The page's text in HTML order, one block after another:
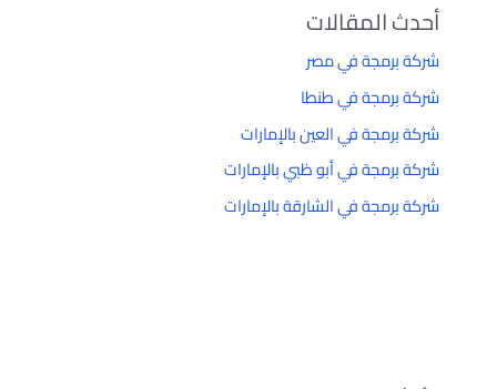
أحدث المقالات
شركة برمجة في مصر
شركة برمجة في طنطا
شركة برمجة في العين بالإمارات
شركة برمجة في أبو ظبي بالإمارات
شركة برمجة في الشارقة بالإمارات